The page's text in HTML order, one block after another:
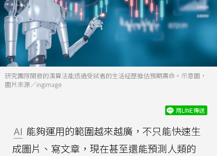
研究團隊開發的演算法能透過受試者的生活經歷推估預期壽命。示意圖，
圖片來源／ingimage
用LINE傳送
AI 能夠運用的範圍越來越廣，不只能快速生
成圖片、寫文章，現在甚至還能預測人類的